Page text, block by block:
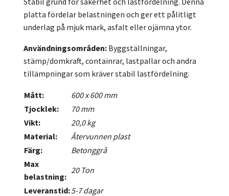
platta fördelar belastningen och ger ett pålitligt
underlag på mjuk mark, asfalt eller ojämna ytor.
Användningsområden: Byggställningar,
stämp/domkraft, containrar, lastpallar och andra
tillämpningar som kräver stabil lastfördelning.
Mått:
600 x 600 mm
Tjocklek:
70 mm
Vikt:
20,0 kg
Material:
Återvunnen plast
Färg:
Betonggrå
Max
belastning:
20 Ton
Leveranstid:5-7 dagar